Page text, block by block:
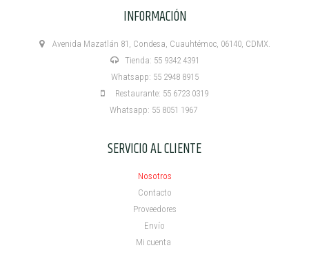
INFORMACIÓN
Avenida Mazatlán 81, Condesa, Cuauhtémoc, 06140, CDMX.
Tienda: 55 9342 4391
Whatsapp: 55 2948 8915
Restaurante: 55 6723 0319
Whatsapp: 55 8051 1967
SERVICIO AL CLIENTE
Nosotros
Contacto
Proveedores
Envío
Mi cuenta ​